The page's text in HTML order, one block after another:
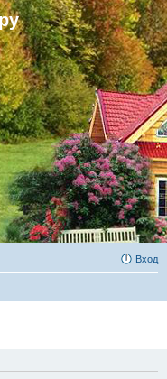
Вход